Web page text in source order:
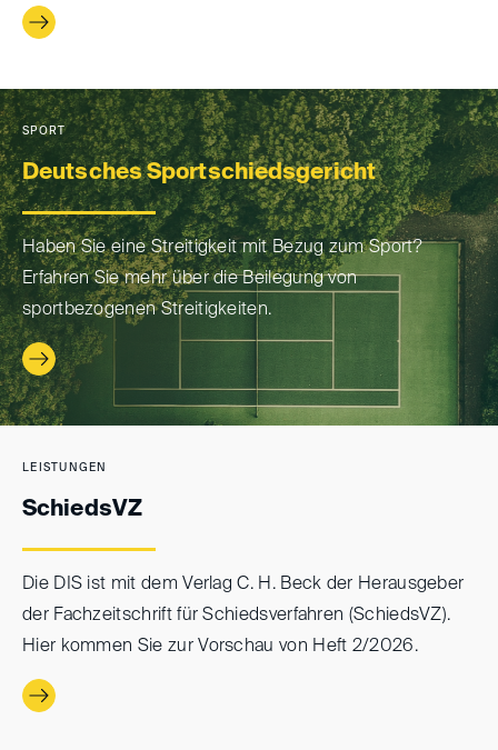
SPORT
Deutsches Sportschiedsgericht
Haben Sie eine Streitigkeit mit Bezug zum Sport?
Erfahren Sie mehr über die Beilegung von
sportbezogenen Streitigkeiten.
LEISTUNGEN
SchiedsVZ
Die DIS ist mit dem Verlag C. H. Beck der Herausgeber
der Fachzeitschrift für Schiedsverfahren (SchiedsVZ).
Hier kommen Sie zur Vorschau von Heft 2/2026.